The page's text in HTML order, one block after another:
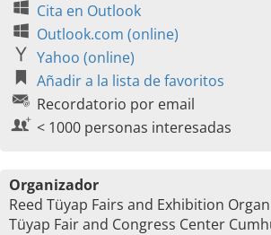
Cita en Outlook
Outlook.com (online)
Yahoo (online)
Añadir a la lista de favoritos
Recordatorio por email
< 1000 personas interesadas
Organizador
Reed Tüyap Fairs and Exhibition
Tüyap Fair and Congress Center